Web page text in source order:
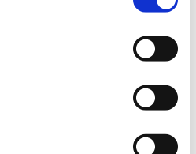
Numele meu e Nevinovăție